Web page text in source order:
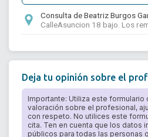
Consulta de Beatriz Burgos
CalleAsuncion 18 bajo. Los
Deja tu opinión sobre el
Importante: Utiliza este formulario
valoración sobre el profesional,
con respeto. No utilices este
cita. Ten en cuenta que los datos
públicos para todas las personas